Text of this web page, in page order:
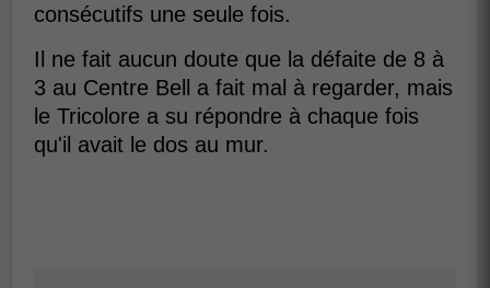
consécutifs une seule fois.
Il ne fait aucun doute que la défaite de 8 à
3 au Centre Bell a fait mal à regarder, mais
le Tricolore a su répondre à chaque fois
qu'il avait le dos au mur.